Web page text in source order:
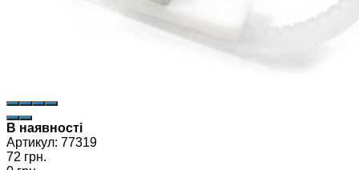
В наявності
Артикул: 77319
72 грн.